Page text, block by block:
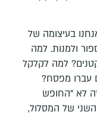
בעיצומה של
ולמנות. למה
למה לקלקל
עברו מפסח?
לא "החופש
השני של המסלול,